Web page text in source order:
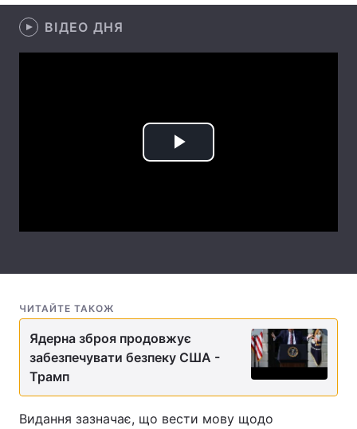
Цікавинки
Статті
ВІДЕО ДНЯ
Play
ЧИТАЙТЕ ТАКОЖ
Ядерна зброя продовжує
забезпечувати безпеку США -
Трамп
Видання зазначає, що вести мову щодо